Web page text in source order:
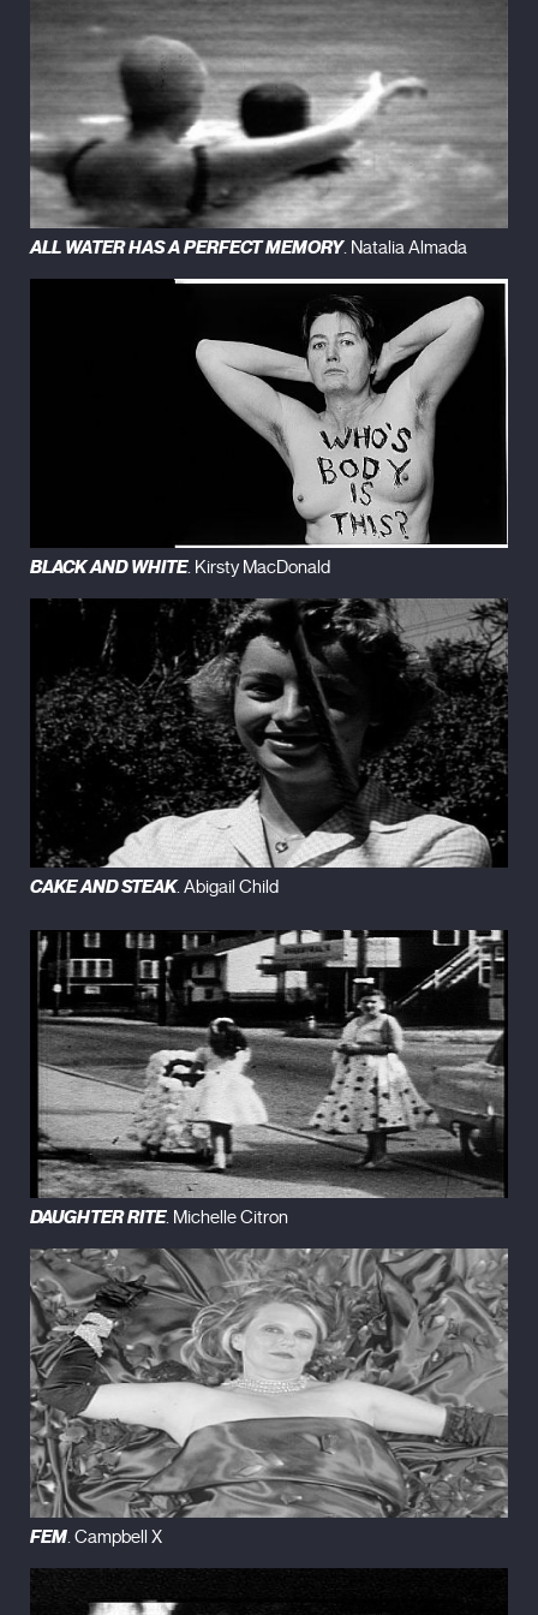
ALL WATER HAS A PERFECT MEMORY. Natalia Almada
BLACK AND WHITE. Kirsty MacDonald
CAKE AND STEAK. Abigail Child
DAUGHTER RITE. Michelle Citron
FEM. Campbell X